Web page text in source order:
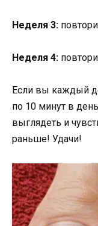
Неделя 3:
Неделя 4:
Если вы каждый
по 10 минут в
выглядеть и
раньше! Удачи!